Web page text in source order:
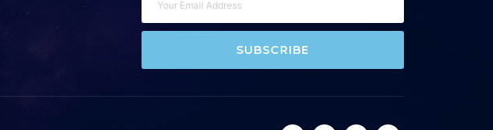
SUBSCRIBE